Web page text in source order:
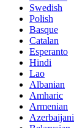
Swedish
Polish
Basque
Catalan
Esperanto
Hindi
Lao
Albanian
Amharic
Armenian
Azerbaijani